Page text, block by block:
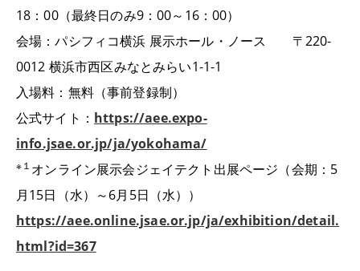
18：00（最終日のみ9：00～16：00）
会場：パシフィコ横浜 展示ホール・ノース 〒220-
0012 横浜市西区みなとみらい1-1-1
入場料：無料（事前登録制）
公式サイト： https://aee.expo-
info.jsae.or.jp/ja/yokohama/
※１ オンライン展示会ジェイテクト出展ページ（会期：5
月15日（水）～6月5日（水））
https://aee.online.jsae.or.jp/ja/exhibition/detail.
html?id=367